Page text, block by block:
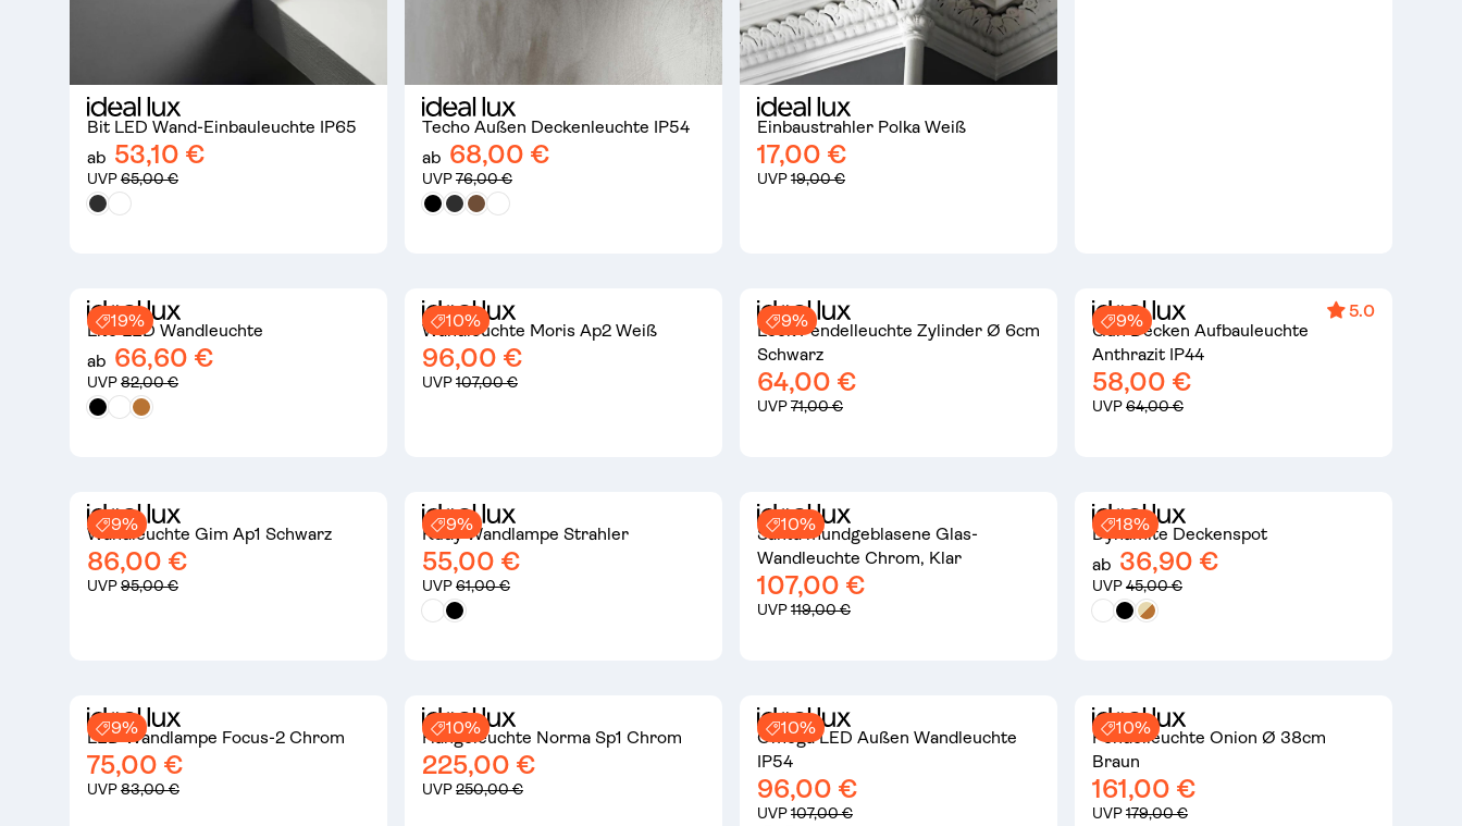
Bit LED Wand-Einbauleuchte IP65
ab 53,10 €
UVP65,00 €
Techo Außen Deckenleuchte IP54
ab 68,00 €
UVP76,00 €
Einbaustrahler Polka Weiß
17,00 €
UVP19,00 €
19%
Lite LED Wandleuchte
ab 66,60 €
UVP82,00 €
10%
Wandleuchte Moris Ap2 Weiß
96,00 €
UVP107,00 €
9%
Look Pendelleuchte Zylinder Ø 6cm
Schwarz
64,00 €
UVP71,00 €
9%
5.0
Gun Decken Aufbauleuchte
Anthrazit IP44
58,00 €
UVP64,00 €
9%
Wandleuchte Gim Ap1 Schwarz
86,00 €
UVP95,00 €
9%
Rudy Wandlampe Strahler
55,00 €
UVP61,00 €
10%
Santa mundgeblasene Glas-
Wandleuchte Chrom, Klar
107,00 €
UVP119,00 €
18%
Dynamite Deckenspot
ab 36,90 €
UVP45,00 €
9%
LED Wandlampe Focus-2 Chrom
75,00 €
UVP83,00 €
10%
Hängeleuchte Norma Sp1 Chrom
225,00 €
UVP250,00 €
10%
Omega LED Außen Wandleuchte
IP54
96,00 €
UVP107,00 €
10%
Pendelleuchte Onion Ø 38cm
Braun
161,00 €
UVP179,00 €